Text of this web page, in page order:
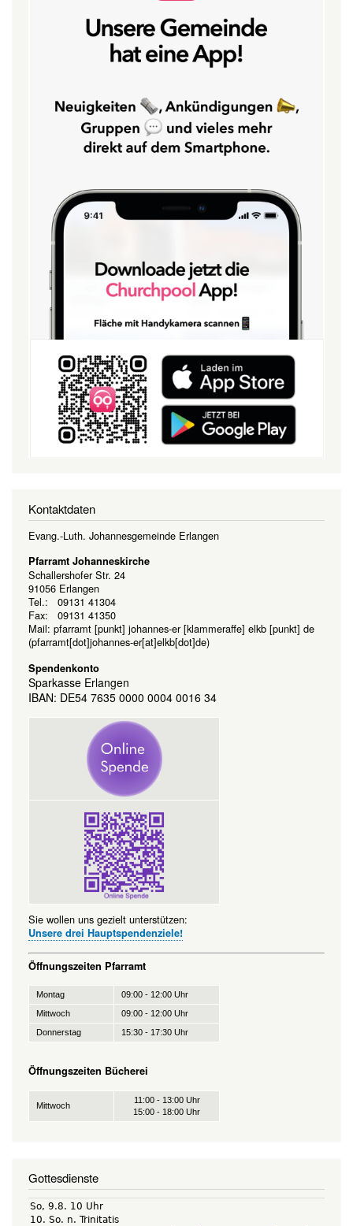
Kontaktdaten
Evang.-Luth. Johannesgemeinde Erlangen
Pfarramt Johanneskirche
Schallershofer Str. 24
91056 Erlangen
Tel.: 09131 41304
Fax: 09131 41350
Mail: pfarramt [punkt] johannes-er [klammeraffe] elkb [punkt] de
(pfarramt[dot]johannes-er[at]elkb[dot]de)
Spendenkonto
Sparkasse Erlangen
IBAN: DE54 7635 0000 0004 0016 34
Sie wollen uns gezielt unterstützen:
Unsere drei Hauptspendenziele!
Öffnungszeiten Pfarramt
Montag
09:00 - 12:00 Uhr
Mittwoch
09:00 - 12:00 Uhr
Donnerstag
15:30 - 17:30 Uhr
Öffnungszeiten Bücherei
Mittwoch
11:00 - 13:00 Uhr
15:00 - 18:00 Uhr
Gottesdienste
So, 9.8. 10 Uhr
10. So. n. Trinitatis